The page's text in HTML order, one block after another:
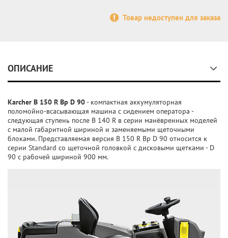
Товар недоступен для заказа
ОПИСАНИЕ
Karcher B 150 R Bp D 90- компактная аккумуляторная
поломойно-всасывающая машина с сидением оператора -
следующая ступень после B 140 R в серии манёвренных моделей
с малой габаритной шириной и заменяемыми щеточными
блоками. Представляемая версия B 150 R Bp D 90 относится к
серии Standard со щеточной головкой с дисковыми щетками - D
90 с рабочей шириной 900 мм.